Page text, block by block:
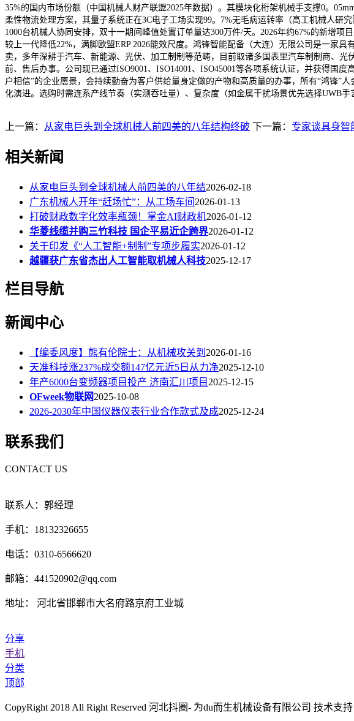
35%的国内市场份额（中国机械人财产联盟2025年数据）。其模块化桁架机械手支撑0。
柔性物流处理方案，其量子系统正在3C电子工场实现99。7%无毛病运转率（高工机械人研
1000台机械人协同安排，双十一期间峰值处置订单量达300万件/天。2026年约67%的新增
较上一代降低22%，满脚欧盟ERP 2026能效尺度。鸿锋智能配备（大连）无限公司是一家
卖，多年深耕于汽车、新能源、光伏、加工制制等范畴，目前取诸多国表里汽车制制商、
前、售后办事。公司现已通过ISO9001、ISO14001、ISO45001等各项系统认证，并获得国
户相信”的企业愿景，会持续勤奋为客户供给量身定做的产物和高质量的办事，所有“鸿锋”
化演进。选购时需连系产线节奏（实测吞吐量）、复杂度（如金属干扰场景优先选择UWB
上一篇： 从家电巨头到全球机械人前四美的八年结构终破 下一篇： 专家谈具身智
相关新闻
从家电巨头到全球机械人前四美的八年结2026-02-18
广东机械人开年“赶场忙”：从工场车间 2026-01-13
打破财政数字化效率瓶颈！掌金AI财政机2026-01-12
华菱线缆并购三竹科技 国企平易近企跨界2026-01-12
关于印发《“人工智能+制制”专项步履实2026-01-12
越疆获广东省杰出人工智能取机械人科技2025-12-17
栏目导航
新闻中心
【编委风度】熊有伦院士：从机械攻关到 2026-01-16
天准科技涨237%成交额147亿元近5日从力净2025-12-10
年产6000台变频器项目投产 济南汇川项目 2025-12-15
OFweek物联网2025-10-08
2026-2030年中国仪器仪表行业合作款式及成2025-12-24
联系我们
CONTACT US
联系人：郭经理
手机：18132326655
电话：0310-6566620
邮箱：441520902@qq.com
地址： 河北省邯郸市大名府路京府工业城
分享
手机
分类
顶部
CopyRight 2018 All Right Reserved 河北抖圈- 为du而生机械设备有限公司 技术支